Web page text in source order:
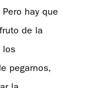
hay que
de la
los
pegarnos,